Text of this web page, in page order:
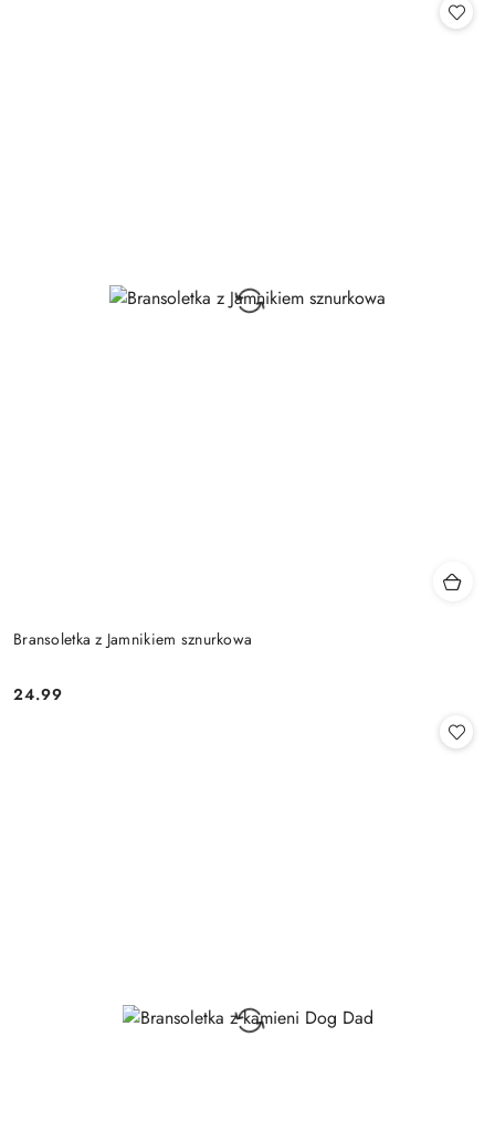
Bransoletka z Jamnikiem sznurkowa
Cena:
24.99